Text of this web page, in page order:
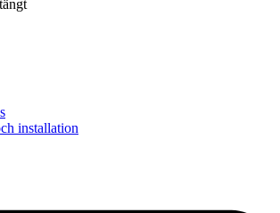
installation